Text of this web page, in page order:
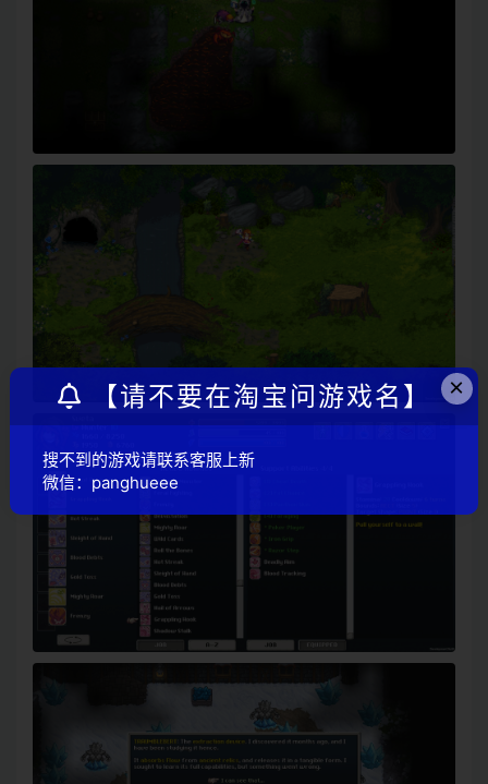
×
【请不要在淘宝问游戏名】
搜不到的游戏请联系客服上新
微信：panghueee